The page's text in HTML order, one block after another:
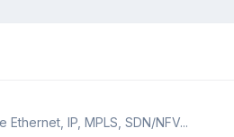
IP, MPLS, SDN/NFV...